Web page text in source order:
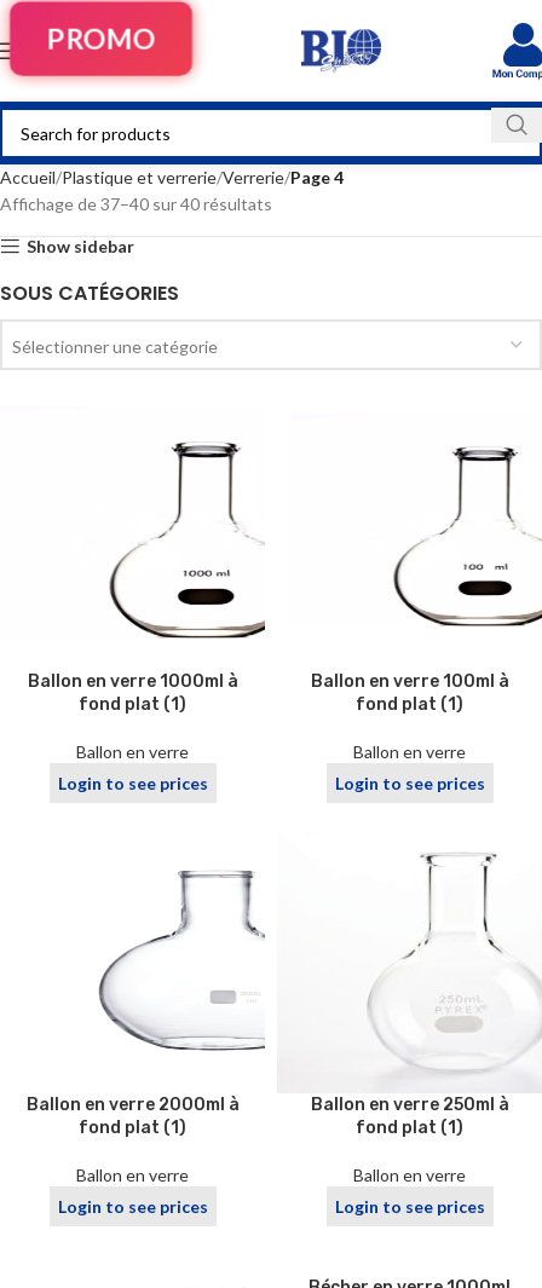
PROMO
Accueil Plastique et verrerie Verrerie Page 4
Affichage de 37–40 sur 40 résultats
Show sidebar
SOUS CATÉGORIES
Sélectionner une catégorie
Ballon en verre 1000ml à
fond plat (1)
Ballon en verre
Login to see prices
Ballon en verre 100ml à
fond plat (1)
Ballon en verre
Login to see prices
Ballon en verre 2000ml à
fond plat (1)
Ballon en verre
Login to see prices
Ballon en verre 250ml à
fond plat (1)
Ballon en verre
Login to see prices